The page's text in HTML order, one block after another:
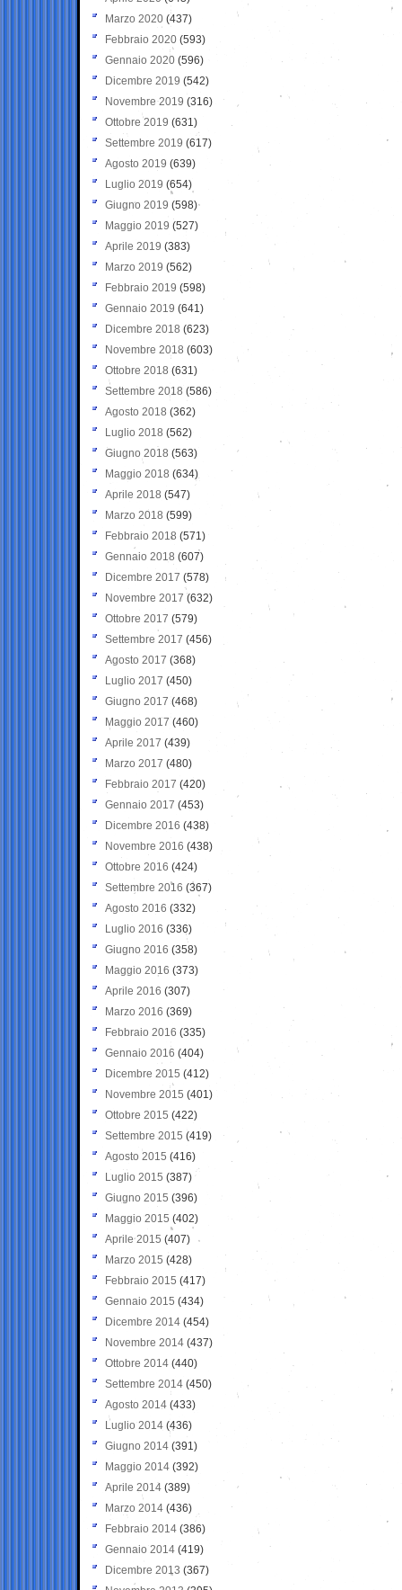
Marzo 2020 (437)
Febbraio 2020 (593)
Gennaio 2020 (596)
Dicembre 2019 (542)
Novembre 2019 (316)
Ottobre 2019 (631)
Settembre 2019 (617)
Agosto 2019 (639)
Luglio 2019 (654)
Giugno 2019 (598)
Maggio 2019 (527)
Aprile 2019 (383)
Marzo 2019 (562)
Febbraio 2019 (598)
Gennaio 2019 (641)
Dicembre 2018 (623)
Novembre 2018 (603)
Ottobre 2018 (631)
Settembre 2018 (586)
Agosto 2018 (362)
Luglio 2018 (562)
Giugno 2018 (563)
Maggio 2018 (634)
Aprile 2018 (547)
Marzo 2018 (599)
Febbraio 2018 (571)
Gennaio 2018 (607)
Dicembre 2017 (578)
Novembre 2017 (632)
Ottobre 2017 (579)
Settembre 2017 (456)
Agosto 2017 (368)
Luglio 2017 (450)
Giugno 2017 (468)
Maggio 2017 (460)
Aprile 2017 (439)
Marzo 2017 (480)
Febbraio 2017 (420)
Gennaio 2017 (453)
Dicembre 2016 (438)
Novembre 2016 (438)
Ottobre 2016 (424)
Settembre 2016 (367)
Agosto 2016 (332)
Luglio 2016 (336)
Giugno 2016 (358)
Maggio 2016 (373)
Aprile 2016 (307)
Marzo 2016 (369)
Febbraio 2016 (335)
Gennaio 2016 (404)
Dicembre 2015 (412)
Novembre 2015 (401)
Ottobre 2015 (422)
Settembre 2015 (419)
Agosto 2015 (416)
Luglio 2015 (387)
Giugno 2015 (396)
Maggio 2015 (402)
Aprile 2015 (407)
Marzo 2015 (428)
Febbraio 2015 (417)
Gennaio 2015 (434)
Dicembre 2014 (454)
Novembre 2014 (437)
Ottobre 2014 (440)
Settembre 2014 (450)
Agosto 2014 (433)
Luglio 2014 (436)
Giugno 2014 (391)
Maggio 2014 (392)
Aprile 2014 (389)
Marzo 2014 (436)
Febbraio 2014 (386)
Gennaio 2014 (419)
Dicembre 2013 (367)